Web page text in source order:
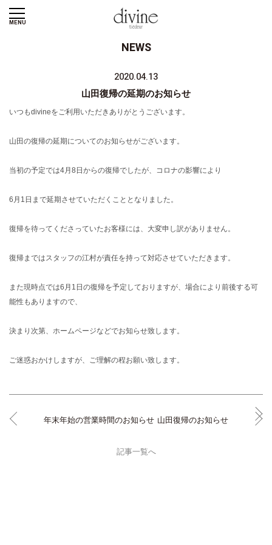
MENU
NEWS
2020.04.13
山田復帰の延期のお知らせ
いつもdivineをご利用いただきありがとうございます。
山田の復帰の延期についてのお知らせがございます。
当初の予定では4月8日からの復帰でしたが、コロナの影響により
6月1日まで延期させていただくこととなりました。
復帰を待ってくださっていたお客様には、大変申し訳がありません。
復帰まではスタッフの江村が責任を持って対応させていただきます。
また現時点では6月1日の復帰を予定しておりますが、場合により前後する可
能性もありますので、
決まり次第、ホームページなどでお知らせ致します。
ご迷惑おかけしますが、ご理解の程お願い致します。
年末年始の営業時間のお知らせ 山田復帰のお知らせ
記事一覧へ